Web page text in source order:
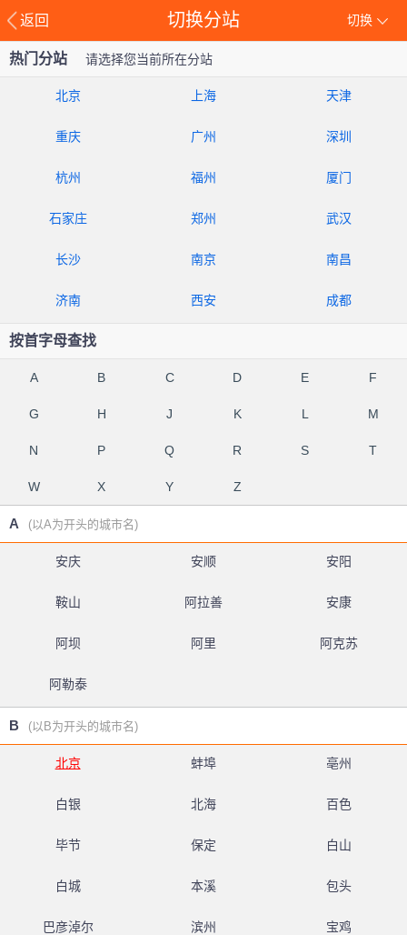
返回 切换
切换分站
热门分站 请选择您当前所在分站
北京 上海 天津
重庆 广州 深圳
杭州 福州 厦门
石家庄 郑州 武汉
长沙 南京 南昌
济南 西安 成都
按首字母查找
A B C D E F
G H J K L M
N P Q R S T
W X Y Z
A (以A为开头的城市名)
安庆 安顺 安阳
鞍山 阿拉善 安康
阿坝 阿里 阿克苏
阿勒泰
B (以B为开头的城市名)
北京 蚌埠 亳州
白银 北海 百色
毕节 保定 白山
白城 本溪 包头
巴彦淖尔 滨州 宝鸡